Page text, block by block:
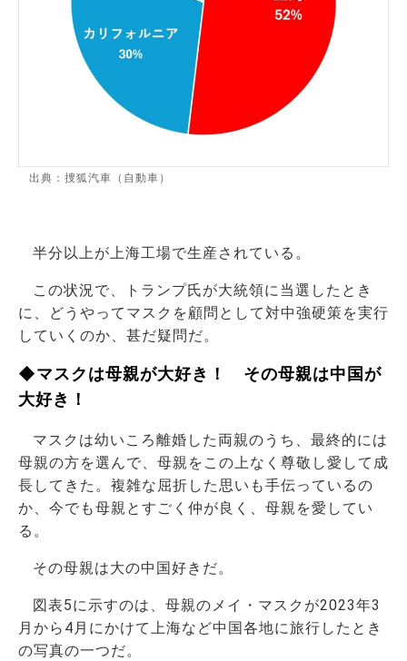
出典：捜狐汽車（自動車）
半分以上が上海工場で生産されている。
この状況で、トランプ氏が大統領に当選したとき
に、どうやってマスクを顧問として対中強硬策を実行
していくのか、甚だ疑問だ。
◆マスクは母親が大好き！ その母親は中国が
大好き！
マスクは幼いころ離婚した両親のうち、最終的には
母親の方を選んで、母親をこの上なく尊敬し愛して成
長してきた。複雑な屈折した思いも手伝っているの
か、今でも母親とすごく仲が良く、母親を愛してい
る。
その母親は大の中国好きだ。
図表5に示すのは、母親のメイ・マスクが2023年3
月から4月にかけて上海など中国各地に旅行したとき
の写真の一つだ。